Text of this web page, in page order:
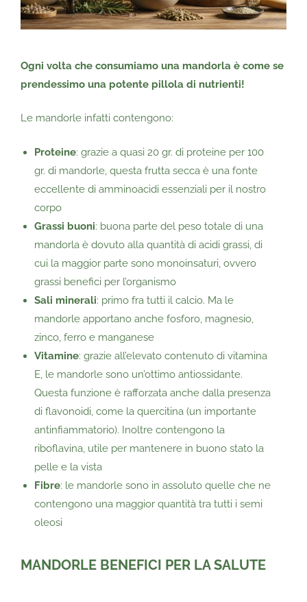
Ogni volta che consumiamo una mandorla è come se
prendessimo una potente pillola di nutrienti!
Le mandorle infatti contengono:
Proteine: grazie a quasi 20 gr. di proteine per 100
gr. di mandorle, questa frutta secca è una fonte
eccellente di amminoacidi essenziali per il nostro
corpo
Grassi buoni: buona parte del peso totale di una
mandorla è dovuto alla quantità di acidi grassi, di
cui la maggior parte sono monoinsaturi, ovvero
grassi benefici per l’organismo
Sali minerali: primo fra tutti il calcio. Ma le
mandorle apportano anche fosforo, magnesio,
zinco, ferro e manganese
Vitamine: grazie all’elevato contenuto di vitamina
E, le mandorle sono un’ottimo antiossidante.
Questa funzione è rafforzata anche dalla presenza
di flavonoidi, come la quercitina (un importante
antinfiammatorio). Inoltre contengono la
riboflavina, utile per mantenere in buono stato la
pelle e la vista
Fibre: le mandorle sono in assoluto quelle che ne
contengono una maggior quantità tra tutti i semi
oleosi
MANDORLE BENEFICI PER LA SALUTE